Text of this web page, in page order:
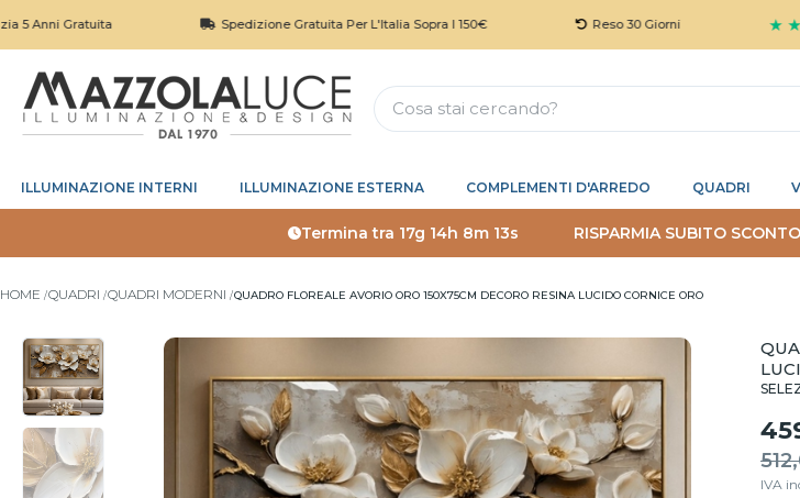
Gratuita Spedizione Gratuita Per L'Italia Sopra I 150€ Reso 30 Giorni ★ ★ ★ ★ ★
ILLUMINAZIONE INTERNI ILLUMINAZIONE ESTERNA COMPLEMENTI D'ARREDO QUADRI
Termina tra 17g 14h 8m 12s RISPARMIA SUBITO
HOME QUADRI QUADRI MODERNI QUADRO FLOREALE AVORIO ORO 150X75CM DECORO RESINA LUCIDO CORNICE ORO
IVA